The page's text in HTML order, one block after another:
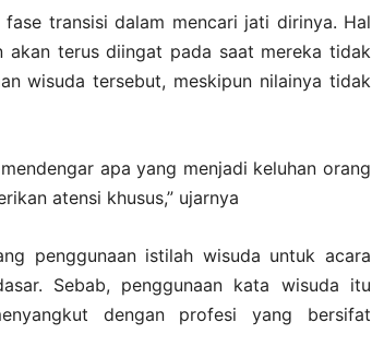
transisi dalam mencari jati dirinya. Hal
akan terus diingat pada saat mereka tidak
wisuda tersebut, meskipun nilainya tidak
apa yang menjadi keluhan orang
atensi khusus,” ujarnya
penggunaan istilah wisuda untuk acara
Sebab, penggunaan kata wisuda itu
dengan profesi yang bersifat